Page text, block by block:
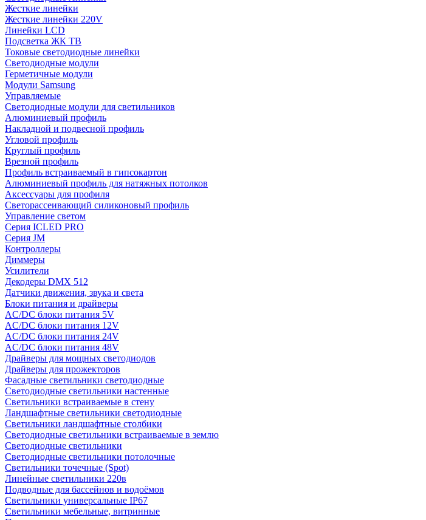
Жесткие линейки
Жесткие линейки 220V
Линейки LCD
Подсветка ЖК ТВ
Токовые светодиодные линейки
Светодиодные модули
Герметичные модули
Модули Samsung
Управляемые
Светодиодные модули для светильников
Алюминиевый профиль
Накладной и подвесной профиль
Угловой профиль
Круглый профиль
Врезной профиль
Профиль встраиваемый в гипсокартон
Алюминиевый профиль для натяжных потолков
Аксессуары для профиля
Светорассеивающий силиконовый профиль
Управление светом
Серия ICLED PRO
Серия JM
Контроллеры
Диммеры
Усилители
Декодеры DMX 512
Датчики движения, звука и света
Блоки питания и драйверы
AC/DC блоки питания 5V
AC/DC блоки питания 12V
AC/DC блоки питания 24V
AC/DC блоки питания 48V
Драйверы для мощных светодиодов
Драйверы для прожекторов
Фасадные светильники светодиодные
Светодиодные светильники настенные
Светильники встраиваемые в стену
Ландшафтные светильники светодиодные
Светильники ландшафтные столбики
Светодиодные светильники встраиваемые в землю
Светодиодные светильники
Светодиодные светильники потолочные
Светильники точечные (Spot)
Линейные светильники 220в
Подводные для бассейнов и водоёмов
Светильники универсальные IP67
Светильники мебельные, витринные